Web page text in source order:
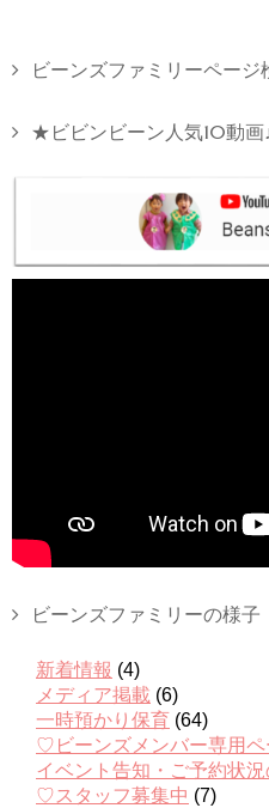
ビーンズファミリーページ
★ビビンビーン人気10動
ビーンズファミリーの様子
新着情報 (4)
メディア掲載 (6)
一時預かり保育 (64)
♡ビーンズメンバー専用ペ
イベント告知・ご予約状
♡スタッフ募集中 (7)